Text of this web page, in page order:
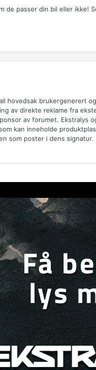
de passer din bil eller ikke!
hovedsak brukergenerert
av direkte reklame fra
av forumet. Ekstralys
kan inneholde
som poster i dens signatur.